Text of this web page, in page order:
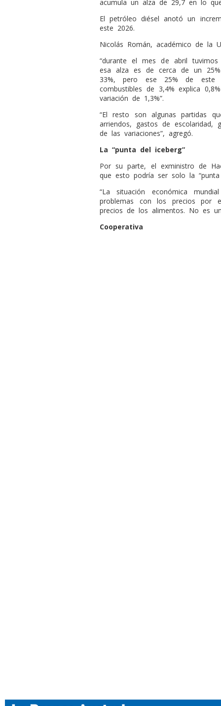
acumula un alza de 29,7 en lo
El petróleo diésel anotó un
este 2026.
Nicolás Román, académico de la
“durante el mes de abril
esa alza es de cerca de un
33%, pero ese 25% de
combustibles de 3,4% explica
variación de 1,3%”.
“El resto son algunas partidas
arriendos, gastos de
de las variaciones”, agregó.
La “punta del iceberg”
Por su parte, el exministro de
que esto podría ser solo la “punta
“La situación económica
problemas con los precios
precios de los alimentos. No es
Cooperativa